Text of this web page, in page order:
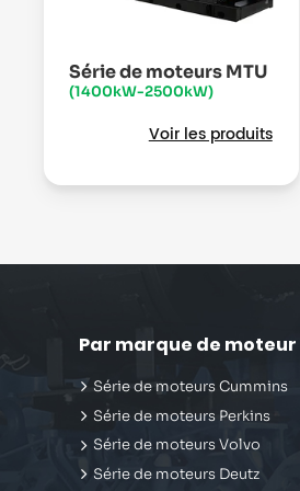
Série de moteurs MTU
(1400kW-2500kW)
Voir les produits
Par marque de moteur
Série de moteurs Cummins
Série de moteurs Perkins
Série de moteurs Volvo
Série de moteurs Deutz